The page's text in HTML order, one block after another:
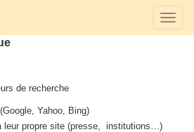
de recherche
Yahoo, Bing)
leur propre site (presse, institutions…)